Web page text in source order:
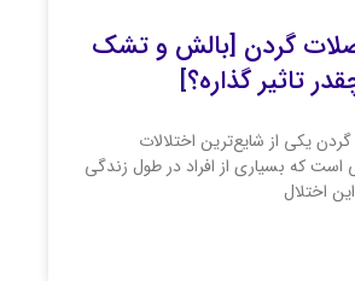
گردن [بالش و تشک
تاثیر گذاره؟]
یکی از شایع‌ترین اختلالات
است که بسیاری از افراد در طول زندگی
اختلال